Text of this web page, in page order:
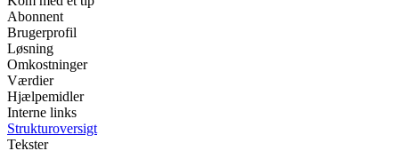
Abonnent
Brugerprofil
Løsning
Omkostninger
Værdier
Hjælpemidler
Interne links
Strukturoversigt
Tekster